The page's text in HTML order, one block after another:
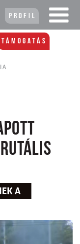
Profil
Támogatás
A